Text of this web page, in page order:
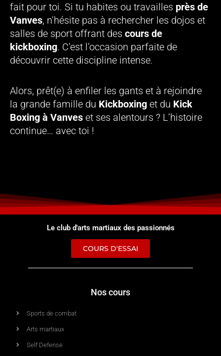
fait pour toi. Si tu habites ou travailles près de
Vanves, n’hésite pas à rechercher les dojos et
salles de sport offrant des cours de
kickboxing. C’est l’occasion parfaite de
découvrir cette discipline intense.
Alors, prêt(e) à enfiler les gants et à rejoindre
la grande famille du Kickboxing et du Kick
Boxing à Vanves et ses alentours ? L’histoire
continue… avec toi !
Le club d'arts martiaux des passionnés
COURS D'ESSAI
Nos cours
Sports de combat
Arts martiaux
Self Defense